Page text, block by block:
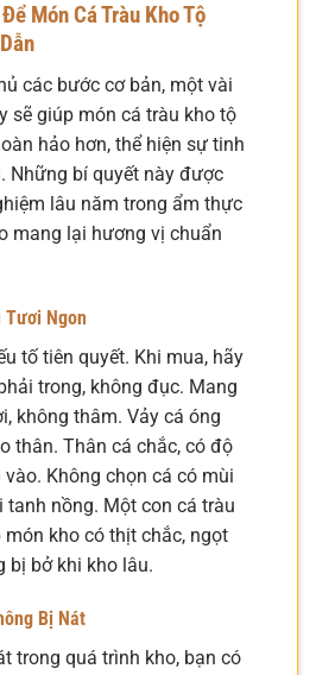
Món Cá Tràu Kho Tộ
các bước cơ bản, một vài
sẽ giúp món cá tràu kho tộ
hảo hơn, thể hiện sự tinh
Những bí quyết này được
lâu năm trong ẩm thực
mang lại hương vị chuẩn
Tươi Ngon
tố tiên quyết. Khi mua, hãy
trong, không đục. Mang
không thâm. Vảy cá óng
thân. Thân cá chắc, có độ
Không chọn cá có mùi
tanh nồng. Một con cá tràu
kho có thịt chắc, ngọt
bị bở khi kho lâu.
Bị Nát
trong quá trình kho, bạn có